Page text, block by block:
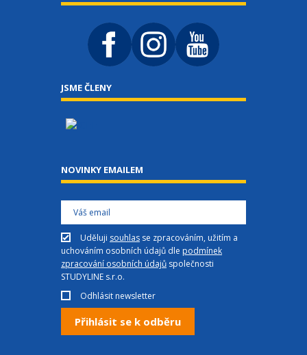
JSME ČLENY
NOVINKY EMAILEM
Uděluji souhlas se zpracováním, užitím a
uchováním osobních údajů dle podmínek
zpracování osobních údajů společnosti
STUDYLINE s.r.o.
Odhlásit newsletter